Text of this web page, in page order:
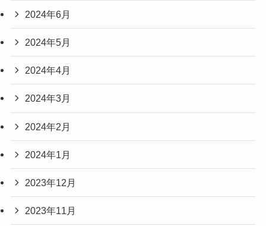
2024年6月
2024年5月
2024年4月
2024年3月
2024年2月
2024年1月
2023年12月
2023年11月